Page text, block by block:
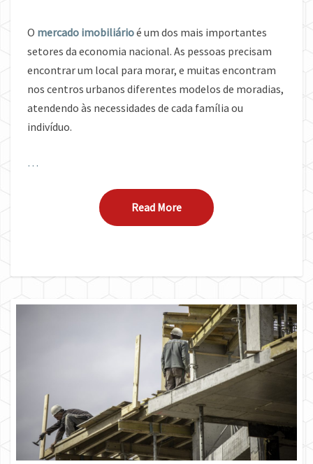
O mercado imobiliárioé um dos mais importantes
setores da economia nacional. As pessoas precisam
encontrar um local para morar, e muitas encontram
nos centros urbanos diferentes modelos de moradias,
atendendo às necessidades de cada família ou
indivíduo.
…
Read MoreRead More